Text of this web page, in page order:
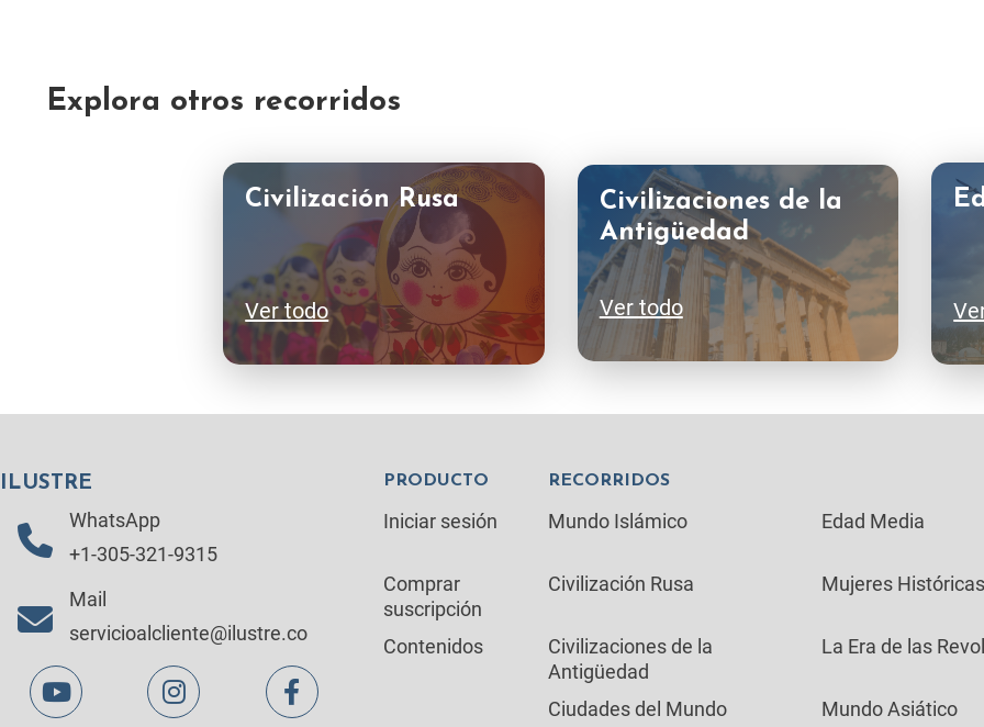
Explora otros recorridos
Civilización Rusa
Ver todo
Civilizaciones de la
Antigüedad
Ver todo
ILUSTRE
WhatsApp
+1-305-321-9315
Mail
servicioalcliente@ilustre.co
PRODUCTO
Iniciar sesión
Comprar
suscripción
Contenidos
RECORRIDOS
Mundo Islámico
Civilización Rusa
Civilizaciones de la
Antigüedad
Ciudades del Mundo
Edad Media
Mujeres Históricas
La Era de las
Mundo Asiático